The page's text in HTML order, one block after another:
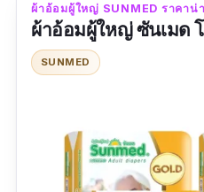
เทปกาวแน่นหนา ติดได้ห
ขนาดมาตรฐานและขนา
ผ้าอ้อมผู้ใหญ่ SUNMED ราคา
ผ้าอ้อมผู้ใหญ่ ซันเมด
SUNMED